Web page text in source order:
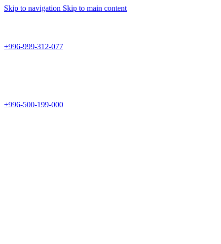
Skip to navigation Skip to main content
+996-999-312-077
+996-500-199-000